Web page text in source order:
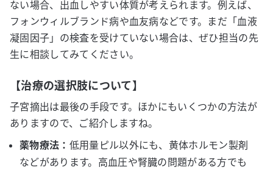
ない場合、出血しやすい体質が考えられます。例えば、
フォンウィルブランド病や血友病などです。まだ「血液
凝固因子」の検査を受けていない場合は、ぜひ担当の先
生に相談してみてください。
【治療の選択肢について】
子宮摘出は最後の手段です。ほかにもいくつかの方法が
ありますので、ご紹介しますね。
薬物療法： 低用量ピル以外にも、黄体ホルモン製剤
などがあります。高血圧や腎臓の問題がある方でも